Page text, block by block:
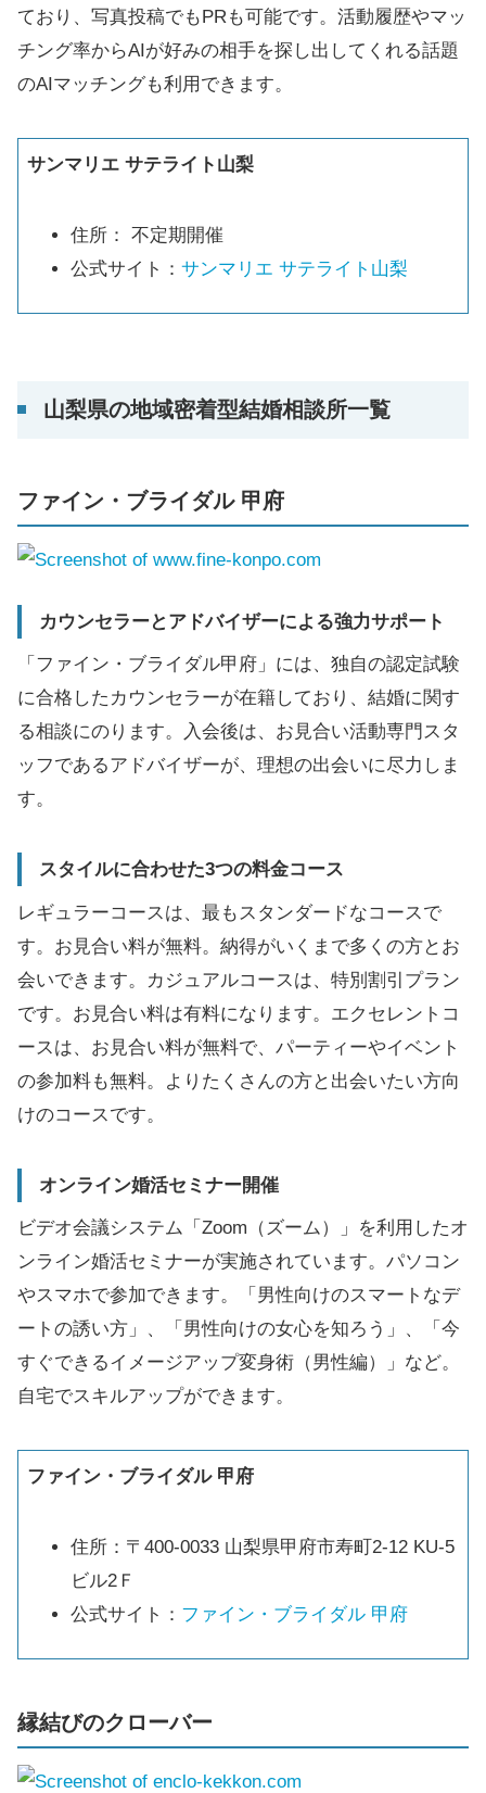
ており、写真投稿でもPRも可能です。活動履歴やマッ
チング率からAIが好みの相手を探し出してくれる話題
のAIマッチングも利用できます。
サンマリエ サテライト山梨
住所： 不定期開催
公式サイト： サンマリエ サテライト山梨
山梨県の地域密着型結婚相談所一覧
ファイン・ブライダル 甲府
カウンセラーとアドバイザーによる強力サポート
「ファイン・ブライダル甲府」には、独自の認定試験
に合格したカウンセラーが在籍しており、結婚に関す
る相談にのります。入会後は、お見合い活動専門スタ
ッフであるアドバイザーが、理想の出会いに尽力しま
す。
スタイルに合わせた3つの料金コース
レギュラーコースは、最もスタンダードなコースで
す。お見合い料が無料。納得がいくまで多くの方とお
会いできます。カジュアルコースは、特別割引プラン
です。お見合い料は有料になります。エクセレントコ
ースは、お見合い料が無料で、パーティーやイベント
の参加料も無料。よりたくさんの方と出会いたい方向
けのコースです。
オンライン婚活セミナー開催
ビデオ会議システム「Zoom（ズーム）」を利用したオ
ンライン婚活セミナーが実施されています。パソコン
やスマホで参加できます。「男性向けのスマートなデ
ートの誘い方」、「男性向けの女心を知ろう」、「今
すぐできるイメージアップ変身術（男性編）」など。
自宅でスキルアップができます。
ファイン・ブライダル 甲府
住所：〒400-0033 山梨県甲府市寿町2-12 KU-5
ビル2Ｆ
公式サイト： ファイン・ブライダル 甲府
縁結びのクローバー